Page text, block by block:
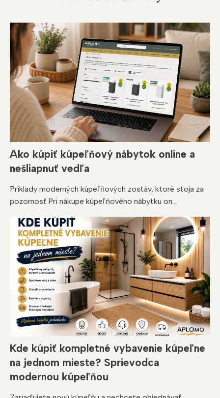
Ako kúpiť kúpeľňový nábytok online a
nešliapnuť vedľa
Príklady moderných kúpeľňových zostáv, ktoré stoja za
pozornosť Pri nákupe kúpeľňového nábytku on...
Kde kúpiť kompletné vybavenie kúpeľne
na jednom mieste? Sprievodca
modernou kúpeľňou